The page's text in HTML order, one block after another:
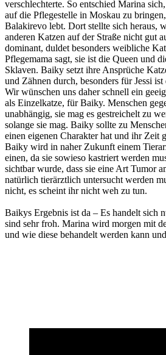
verschlechterte. So entschied Marina
auf die Pflegestelle in Moskau zu
Balakirevo lebt. Dort stellte sich heraus,
anderen Katzen auf der Straße nicht gut
dominant, duldet besonders weibliche
Pflegemama sagt, sie ist die Queen und
Sklaven. Baiky setzt ihre Ansprüche
und Zähnen durch, besonders für Jessi
Wir wünschen uns daher schnell ein
als Einzelkatze, für Baiky. Menschen
unabhängig, sie mag es gestreichelt zu
solange sie mag. Baiky sollte zu
einen eigenen Charakter hat und ihr Zeit
Baiky wird in naher Zukunft einem
einen, da sie sowieso kastriert werden
sichtbar wurde, dass sie eine Art Tumor
natürlich tierärztlich untersucht werden
nicht, es scheint ihr nicht weh zu tun.
Baikys Ergebnis ist da – Es handelt sich
sind sehr froh. Marina wird morgen mit
und wie diese behandelt werden kann